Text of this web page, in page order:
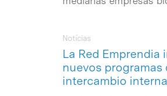
La Red Emprendia
nuevos programas
intercambio
Notícias